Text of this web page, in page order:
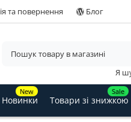
та повернення Блог
Я
New
Новинки
Sale
Товари зі знижкою